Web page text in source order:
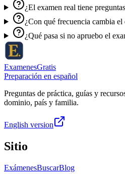
¿El examen real tiene
¿Con qué frecuencia cambia
¿Qué pasa si no apruebo el
ExamenesGratis
Preparación en español
Preguntas de práctica, guías y
dominio, país y familia.
English version
Sitio
ExámenesBuscarBlog